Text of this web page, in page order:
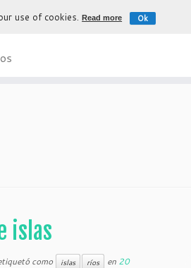
La
islas
como islas ríos en 20
use of cookies.Read more Ok